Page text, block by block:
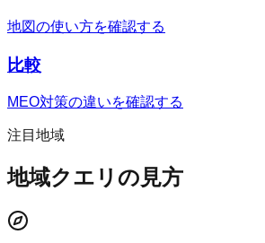
地図の使い方を確認する
比較
MEO対策の違いを確認する
注目地域
地域クエリの見方